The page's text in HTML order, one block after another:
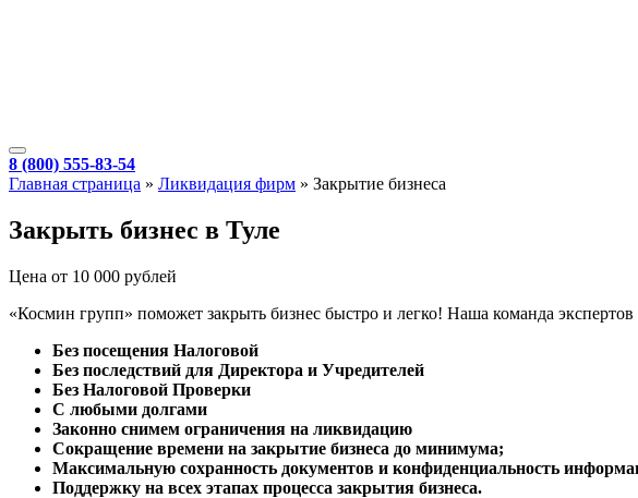
8 (800) 555-83-54
Главная страница » Ликвидация фирм » Закрытие бизнеса
Закрыть бизнес в Туле
Цена от 10 000 рублей
«Космин групп» поможет закрыть бизнес быстро и легко! Наша команда экспертов
Без посещения Налоговой
Без последствий для Директора и Учредителей
Без Налоговой Проверки
С любыми долгами
Законно снимем ограничения на ликвидацию
Сокращение времени на закрытие бизнеса до минимума;
Максимальную сохранность документов и конфиденциальность
Поддержку на всех этапах процесса закрытия бизнеса.